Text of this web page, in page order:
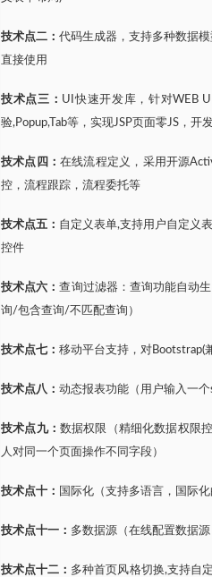
技术点二：代码生成器，支持多种数据
直接使用
技术点三： UI快速开发库，针对WEB
验,Popup,Tab等，实现JSP页面零JS，开
技术点四：在线流程定义，采用开源
控，流程跟踪，流程委托等
技术点五： 自定义表单,支持用户自定义
控件
技术点六：查询过滤器：查询功能自动
询/包含查询/不匹配查询）
技术点七： 移动平台支持，对Bootstrap(
技术点八： 动态报表功能（用户输入一
技术点九： 数据权限（精细化数据权限
人对同一个页面操作不同字段）
技术点十： 国际化（支持多语言，国际
技术点十一： 多数据源（在线配置数据源
技术点十二： 多种首页风格切换,支持自